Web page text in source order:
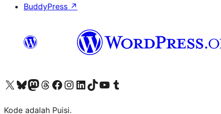
BuddyPress ↗
Kunjungi akun X (sebelumnya Twitter) kamiVisit our Bluesky account
Kunjungi akun Mastodon kami
Visit our Threads account
Kunjungi halaman Facebook kamiKunjungi akun Instagram kamiKunjungi akun LinkedIn kami
Visit our TikTok account
Kunjungi channel YouTube kamiVisit our Tumblr account
Kode adalah Puisi.